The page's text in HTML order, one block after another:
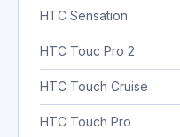
HTC Sensation
HTC Touc Pro 2
HTC Touch Cruise
HTC Touch Pro